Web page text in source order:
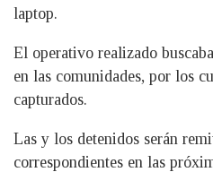
laptop.
El operativo realizado
en las comunidades, por los
capturados.
Las y los detenidos serán
correspondientes en las